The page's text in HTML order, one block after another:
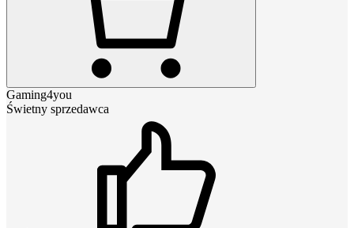
Gaming4you
Świetny sprzedawca